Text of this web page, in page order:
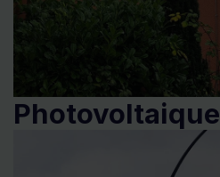
Photovoltaique